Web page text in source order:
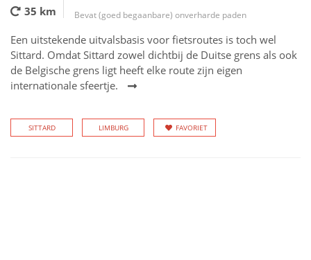
35 km Bevat (goed begaanbare) onverharde paden
Een uitstekende uitvalsbasis voor fietsroutes is toch wel
Sittard. Omdat Sittard zowel dichtbij de Duitse grens als ook
de Belgische grens ligt heeft elke route zijn eigen
internationale sfeertje.
SITTARD LIMBURG FAVORIET